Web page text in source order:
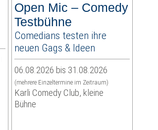
Open Mic – Comedy
Testbühne
Comedians testen ihre
neuen Gags & Ideen
06.08.2026 bis 31.08.2026
(mehrere Einzeltermine im Zeitraum)
Karli Comedy Club, kleine
Bühne